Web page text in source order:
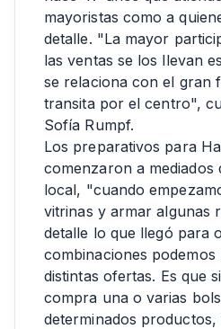
mayoristas como a
detalle. "La mayor
las ventas se los llevan
se relaciona con el gran
transita por el centro",
Sofía Rumpf.
Los preparativos para
comenzaron a mediados
local, "cuando
vitrinas y armar algunas
detalle lo que llegó para
combinaciones
distintas ofertas. Es que
compra una o varias
determinados